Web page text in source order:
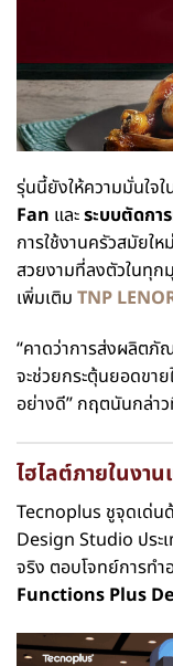
รุ่นนี้ยังให้ความมั่นใจ
Fan และระบบตัดกา
การใช้งานครัวสมัยใ
สวยงามที่ลงตัวในทุก
เพิ่มเติม TNP
“คาดว่าการส่งผลิตภั
จะช่วยกระตุ้นยอดขา
อย่างดี” กฤตนันกล่า
ไฮไลต์ภายในงา
Tecnoplus ชูจุดเด่น
Design Studio ประ
จริง ตอบโจทย์การท
Functions Plus